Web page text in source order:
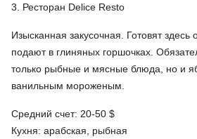
3. Ресторан Delice Resto
Изысканная закусочная. Готовят здесь
подают в глиняных горшочках.
только рыбные и мясные блюда, но и
ванильным мороженым.
Средний счет: 20-50 $
Кухня: арабская, рыбная